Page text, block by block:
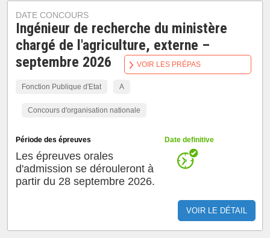
DATE CONCOURS
Ingénieur de recherche du ministère
chargé de l'agriculture, externe –
septembre 2026
Fonction Publique d'Etat A
Concours d'organisation nationale
Période des épreuves
Les épreuves orales
d'admission se dérouleront à
partir du 28 septembre 2026.
Date definitive
VOIR LE DÉTAIL
VOIR LES PRÉPAS